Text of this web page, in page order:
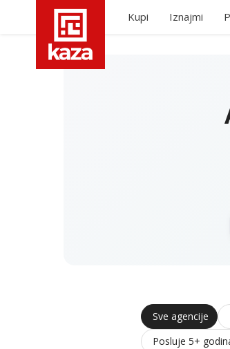
Kupi Iznajmi
Sve agencije
Posluje 5+